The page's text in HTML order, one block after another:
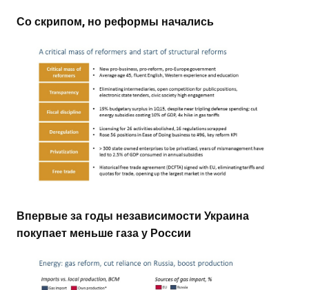
Со скрипом, но реформы начались
Впервые за годы независимости Украина
покупает меньше газа у России